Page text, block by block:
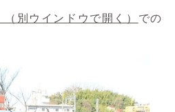
（別ウインドウで開く） での